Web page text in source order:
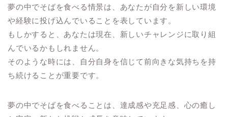
夢の中でそばを食べる情景は、あなたが自分を新しい環境
や経験に投げ込んでいることを表しています。
もしかすると、あなたは現在、新しいチャレンジに取り組
んでいるかもしれません。
そのような時には、自分自身を信じて前向きな気持ちを持
ち続けることが重要です。
夢の中でそばを食べることは、達成感や充足感、心の癒し